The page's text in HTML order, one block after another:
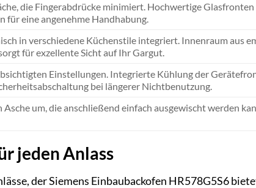
die Fingerabdrücke minimiert. Hochwertige
für eine angenehme Handhabung.
in verschiedene Küchenstile integriert. Innenraum aus
für exzellente Sicht auf Ihr Gargut.
Einstellungen. Integrierte Kühlung der
bei längerer Nichtbenutzung.
um, die anschließend einfach ausgewischt werden
jeden Anlass
der Siemens Einbaubackofen HR578G5S6